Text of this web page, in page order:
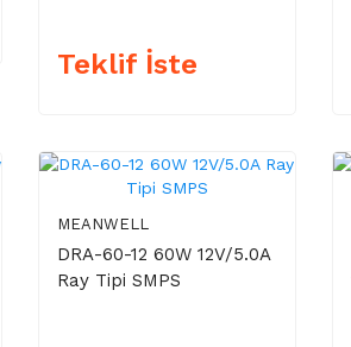
Teklif İste
MEANWELL
DRA-60-12 60W 12V/5.0A
Ray Tipi SMPS